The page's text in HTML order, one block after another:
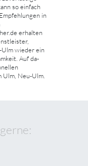
so einfach
in
erhalten
Ulm wieder ein
Auf da-
Ulm, Neu-Ulm.